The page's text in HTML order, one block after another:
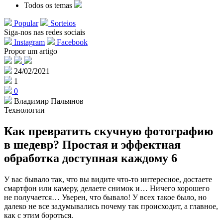
Todos os temas
Popular
Sorteios
Siga-nos nas redes sociais
Instagram
Facebook
Propor um artigo
24/02/2021
1
0
Владимир Пальянов
Технологии
Как превратить скучную фотографию
в шедевр? Простая и эффектная
обработка доступная каждому 6
У вас бывало так, что вы видите что-то интересное, достаете
смартфон или камеру, делаете снимок и… Ничего хорошего
не получается… Уверен, что бывало! У всех такое было, но
далеко не все задумывались почему так происходит, а главное,
как с этим бороться.